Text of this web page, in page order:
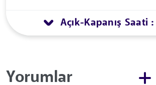
Açık-Kapanış Saati
Yorumlar